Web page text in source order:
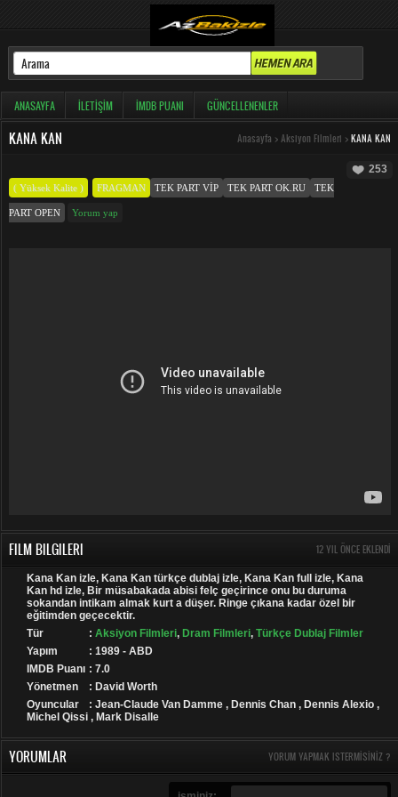
ANASAYFA İLETIŞIM İMDB PUANI GÜNCELLENENLER
KANA KAN Anasayfa > Aksiyon Filmleri > KANA KAN
253
( Yüksek Kalite ) FRAGMAN TEK PART VIP TEK PART OK.RU TEK
PART OPEN Yorum yap
FILM BILGILERI 12 YIL ÖNCE EKLENDI
Kana Kan izle, Kana Kan türkçe dublaj izle, Kana Kan full izle, Kana
Kan hd izle, Bir müsabakada abisi felç geçirince onu bu duruma
sokandan intikam almak kurt a düşer. Ringe çıkana kadar özel bir
eğitimden geçecektir.
Tür
: Aksiyon Filmleri, Dram Filmleri, Türkçe Dublaj Filmler
Yapım
: 1989 - ABD
IMDB Puanı : 7.0
Yönetmen
: David Worth
Oyuncular
: Jean-Claude Van Damme , Dennis Chan , Dennis Alexio ,
Michel Qissi , Mark Disalle
YORUMLAR YORUM YAPMAK ISTERMISINIZ ?